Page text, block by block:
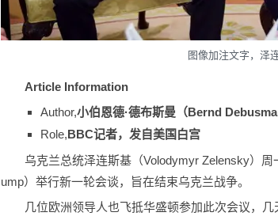
图像加注文字，泽
Article Information
Author,小伯恩德·德布斯曼（Bernd
Role,BBC记者，发自美国白宫
乌克兰总统泽连斯基（Volodymyr Zelensky）
ump）举行新一轮会谈，旨在结束乌克兰战争。
几位欧洲领导人也飞抵华盛顿参加此次会议，